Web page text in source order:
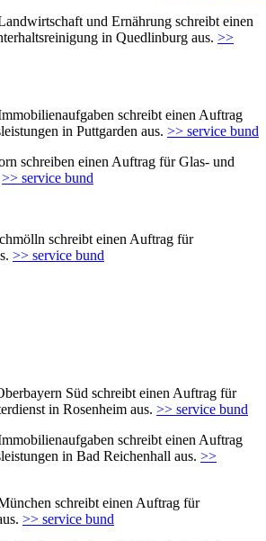
und Ernährung schreibt einen
in Quedlinburg aus. >>
schreibt einen Auftrag
in Puttgarden aus. >> service bund
schreiben einen Auftrag für Glas- und
>> service bund
schreibt einen Auftrag für
>> service bund
Süd schreibt einen Auftrag für
in Rosenheim aus. >> service bund
schreibt einen Auftrag
in Bad Reichenhall aus. >>
schreibt einen Auftrag für
>> service bund